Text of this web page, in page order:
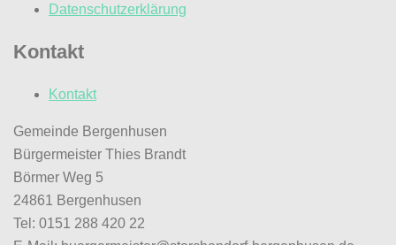
Datenschutzerklärung
Kontakt
Kontakt
Gemeinde Bergenhusen
Bürgermeister Thies Brandt
Börmer Weg 5
24861 Bergenhusen
Tel: 0151 288 420 22